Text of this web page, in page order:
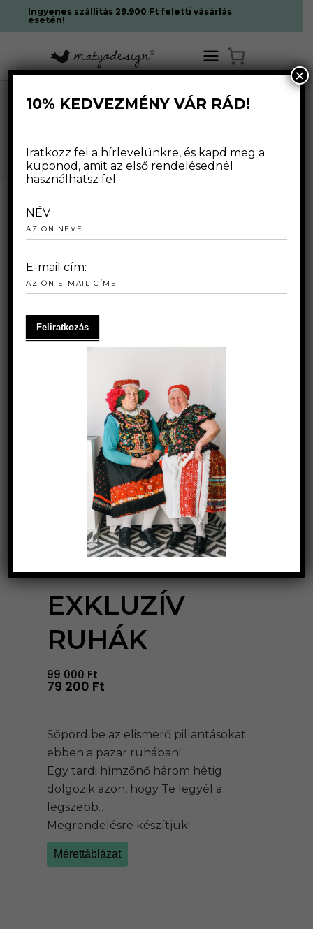
Ingyenes szállítás 29.900 Ft feletti vásárlás
esetén!
WEBSHOP
EXKLUZÍV
RUHÁK
99 000Ft
79 200 Ft
Söpörd be az elismerő pillantásokat
ebben a pazar ruhában!
Egy tardi hímzőnő három hétig
dolgozik azon, hogy Te legyél a
legszebb…
Megrendelésre készítjük!
Mérettáblázat
10% KEDVEZMÉNY VÁR RÁD!
Iratkozz fel a hírlevelünkre, és kapd meg a
kuponod, amit az első rendelésednél
használhatsz fel.
NÉV
E-mail cím:
×